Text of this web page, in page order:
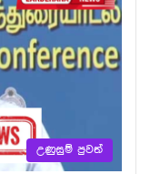
උණුසුම් පුවත්